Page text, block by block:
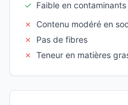
✓ Faible en contaminants
✗
Contenu modéré en
✗
Pas de fibres
✗ Teneur en matières